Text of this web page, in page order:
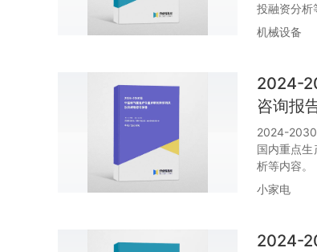
投融资分析
机械设备
2024-
咨询报
2024-2030
国内重点
析等内容。
小家电
2024-